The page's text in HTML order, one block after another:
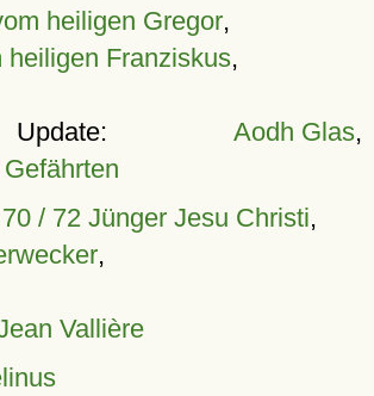
heiligen Gregor,
heiligen Franziskus,
Aodh Glas,
/ 72 Jünger Jesu Christi,
,
Vallière